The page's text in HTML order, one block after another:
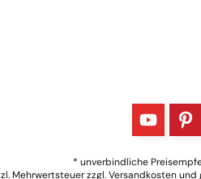
* unverbindliche
Mehrwertsteuer zzgl.Versandkostenund